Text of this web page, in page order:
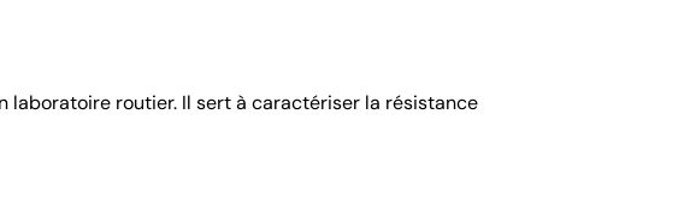
laboratoire routier. Il sert à caractériser la résistance